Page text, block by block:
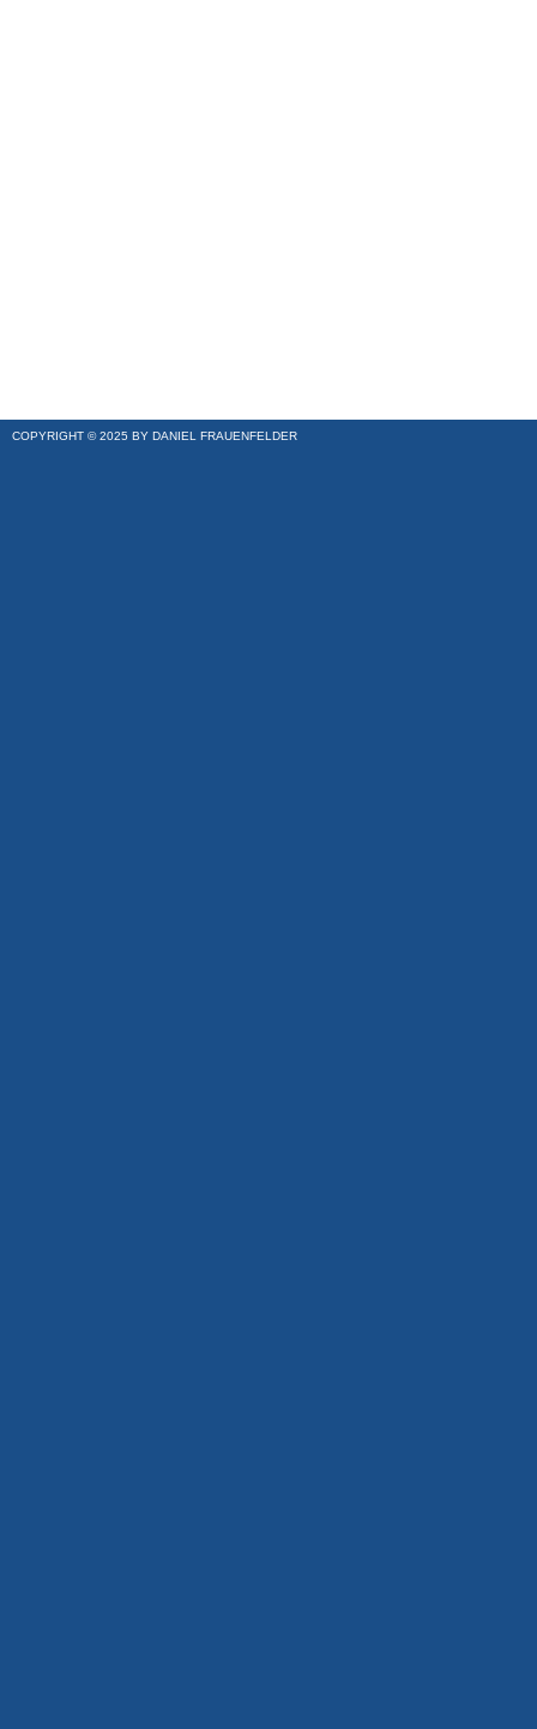
COPYRIGHT © 2025 BY DANIEL FRAUENFELDER